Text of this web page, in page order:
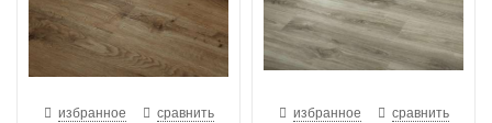
избранное сравнить избранное сравнить